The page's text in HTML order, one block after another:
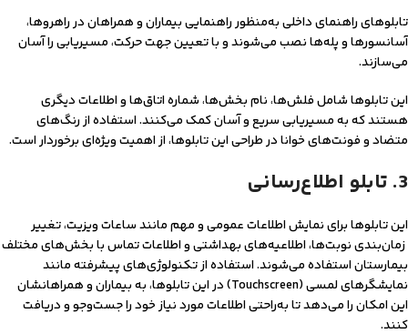
تابلو‌های راهنمای داخلی به‌منظور راهنمایی بیماران و همراهان در راهروها،
آسانسورها و پله‌ها نصب می‌شوند و با تعیین جهت حرکت، مسیریابی را آسان
می‌سازند.
این تابلوها شامل فلش‌ها، نام بخش‌ها، شماره اتاق‌ها و اطلاعات دیگری
هستند که به مسیریابی سریع و آسان کمک می‌کنند. استفاده از رنگ‌های
متضاد و فونت‌های خوانا در طراحی این تابلوها، از اهمیت ویژه‌ای برخوردار است.
3. تابلو اطلاع‌رسانی
این تابلوها برای نمایش اطلاعات عمومی و مهم مانند ساعات ویزیت، تغییر
زمان‌بندی نوبت‌ها، اطلاعیه‌های بهداشتی و اطلاعات تماس با بخش‌های مختلف
بیمارستان استفاده می‌شوند. استفاده از تکنولوژی‌های پیشرفته مانند
نمایشگرهای لمسی (Touchscreen) در این تابلوها، به بیماران و همراهانشان
این امکان را می‌دهد تا به‌راحتی اطلاعات مورد نیاز خود را جست‌وجو و دریافت
کنند.